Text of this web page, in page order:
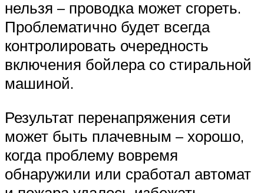
нельзя – проводка может сгореть.
Проблематично будет всегда
контролировать очередность
включения бойлера со стиральной
машиной.
Результат перенапряжения сети
может быть плачевным – хорошо,
когда проблему вовремя
обнаружили или сработал автомат